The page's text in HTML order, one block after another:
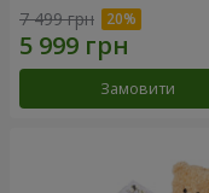
7 499 грн
Замовити